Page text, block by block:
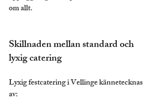
om allt.
Skillnaden mellan standard och
lyxig catering
Lyxig festcatering i Vellinge kännetecknas
av: